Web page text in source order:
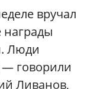
вручал
награды
Люди
— говорили
Ливанов,